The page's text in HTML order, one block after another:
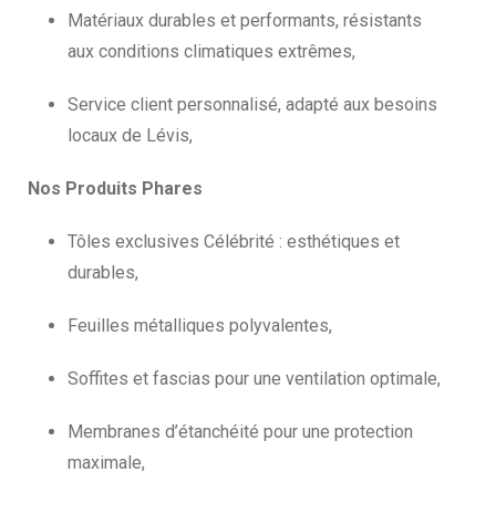
Matériaux durables et performants, résistants
aux conditions climatiques extrêmes,
Service client personnalisé, adapté aux besoins
locaux de Lévis,
Nos Produits Phares
Tôles exclusives Célébrité : esthétiques et
durables,
Feuilles métalliques polyvalentes,
Soffites et fascias pour une ventilation optimale,
Membranes d’étanchéité pour une protection
maximale,